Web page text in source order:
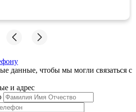
довольна.
данные, чтобы мы могли связаться с
и адрес